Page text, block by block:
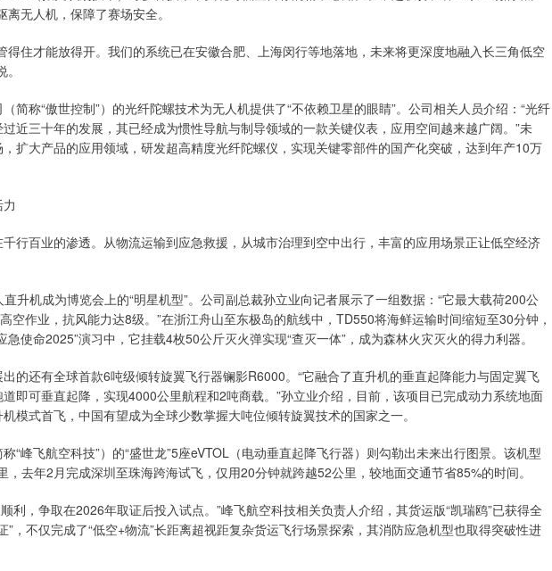
无人机，保障了赛场安全。
得住才能放得开。我们的系统已在安徽合肥、上海闵行等地落地，未来将更深度地融入长三角低空
简称“傲世控制”）的光纤陀螺技术为无人机提供了“不依赖卫星的眼睛”。公司相关人员介绍：“光纤
近三十年的发展，其已经成为惯性导航与制导领域的一款关键仪表，应用空间越来越广阔。”未
扩大产品的应用领域，研发超高精度光纤陀螺仪，实现关键零部件的国产化突破，达到年产10万
行百业的渗透。从物流运输到应急救援，从城市治理到空中出行，丰富的应用场景正让低空经济
升机成为博览会上的“明星机型”。公司副总裁孙立业向记者展示了一组数据：“它最大载荷200公
空作业，抗风能力达8级。”在浙江舟山至东极岛的航线中，TD550将海鲜运输时间缩短至30分钟，
使命2025”演习中，它挂载4枚50公斤灭火弹实现“查灭一体”，成为森林火灾灭火的得力利器。
的还有全球首款6吨级倾转旋翼飞行器镧影R6000。“它融合了直升机的垂直起降能力与固定翼飞
即可垂直起降，实现4000公里航程和2吨商载。”孙立业介绍，目前，该项目已完成动力系统地面
模式首飞，中国有望成为全球少数掌握大吨位倾转旋翼技术的国家之一。
“峰飞航空科技”）的“盛世龙”5座eVTOL（电动垂直起降飞行器）则勾勒出未来出行图景。该机型
去年2月完成深圳至珠海跨海试飞，仅用20分钟就跨越52公里，较地面交通节省85%的时间。
顺利，争取在2026年取证后投入试点。”峰飞航空科技相关负责人介绍，其货运版“凯瑞鸥”已获得全
”，不仅完成了“低空+物流”长距离超视距复杂货运飞行场景探索，其消防应急机型也取得突破性进